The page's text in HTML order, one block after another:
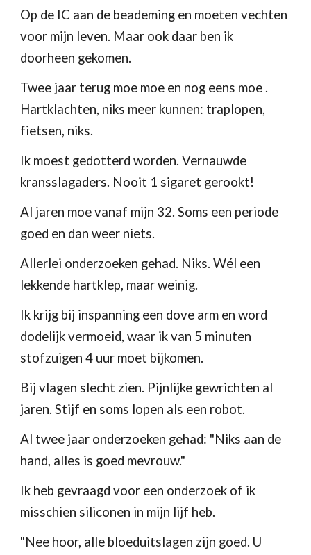
Op de IC aan de beademing en moeten vechten
voor mijn leven. Maar ook daar ben ik
doorheen gekomen.
Twee jaar terug moe moe en nog eens moe .
Hartklachten, niks meer kunnen: traplopen,
fietsen, niks.
Ik moest gedotterd worden. Vernauwde
kransslagaders. Nooit 1 sigaret gerookt!
Al jaren moe vanaf mijn 32. Soms een periode
goed en dan weer niets.
Allerlei onderzoeken gehad. Niks. Wél een
lekkende hartklep, maar weinig.
Ik krijg bij inspanning een dove arm en word
dodelijk vermoeid, waar ik van 5 minuten
stofzuigen 4 uur moet bijkomen.
Bij vlagen slecht zien. Pijnlijke gewrichten al
jaren. Stijf en soms lopen als een robot.
Al twee jaar onderzoeken gehad: "Niks aan de
hand, alles is goed mevrouw."
Ik heb gevraagd voor een onderzoek of ik
misschien siliconen in mijn lijf heb.
"Nee hoor, alle bloeduitslagen zijn goed. U